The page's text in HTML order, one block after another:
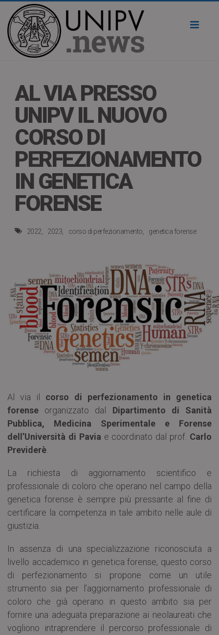
AL VIA PRESSO
UNIPV IL NUOVO
CORSO DI
PERFEZIONAMENTO
IN GENETICA
FORENSE
2022 2023 corso di perfezionamento genetica forense
Al via il corso di perfezionamento in genetica
forense organizzato dal Dipartimento di Sanità
Pubblica, Medicina Sperimentale e Forense
dell’Università di Pavia e coordinato dal prof. Carlo
Previderè
La richiesta di aggiornamento scientifico e
professionale di coloro che operano nel campo della
genetica forense è sempre più pressante al fine di
certificare la competenza in tale ambito nelle aule di
giustizia.
In assenza di una specializzazione riconosciuta a
livello accademico in genetica forense, questo corso
di perfezionamento si propone come un utile
strumento sia per l’aggiornamento professionale di
coloro che già operano in questo ambito sia per
fornire una adeguata preparazione ai neolaureati che
vogliono intraprendere il percorso professionale di